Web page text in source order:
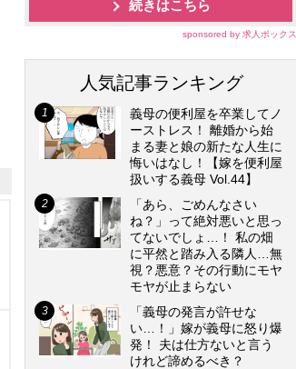
続きはこちら
sponsored by 求人ボックス
人気記事ランキング
義母の便利屋を卒業してノ
ーストレス！ 離婚から始
まる妻と娘の新たな人生に
悔いはなし！【嫁を便利屋
扱いする義母 Vol.44】
「あら、ごめんなさい
ね？」って絶対悪いと思っ
てないでしょ…！ 私の畑
に平然と踏み入る隣人…無
視？悪意？その行動にモヤ
モヤが止まらない
「義母の発言が許せな
い…！」嫁が義母に怒り爆
発！ 夫は仕方ないと言う
けれど諦めるべき？